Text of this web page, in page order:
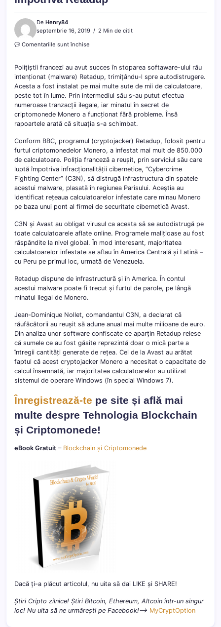
De Henry84
septembrie 16, 2019
2 Min de citit
Comentariile sunt închise
polițiștilor
francezi
împotriva
Retadup
Polițiștii francezi au avut succes în stoparea softaware-ului rău
intenționat (malware) Retadup, trimițându-l spre autodistrugere.
Acesta a fost instalat pe mai multe sute de mii de calculatoare,
peste tot în lume. Prin intermediul său s-au putut efectua
numeroase tranzacții ilegale, iar minatul în secret de
criptomonede Monero a funcționat fără probleme. Însă
rapoartele arată că situația s-a schimbat.
Conform BBC, programul (cryptojacker) Retadup, folosit pentru
furtul criptomonedelor Monero, a infestat mai mult de 850.000
de calculatoare. Poliția franceză a reușit, prin serviciul său care
luptă împotriva infracționalității cibernetice, “Cybercrime
Fighting Center” (C3N), să distrugă infrastructura din spatele
acestui malware, plasată în regiunea Parisului. Aceștia au
identificat rețeaua calculatoarelor infestate care minau Monero
pe baza unui pont al firmei de securitate cibernetică Avast.
C3N și Avast au obligat virusul ca acesta să se autodistrugă pe
toate calculatoarele aflate online. Programele malițioase au fost
răspândite la nivel global. În mod interesant, majoritatea
calculatoarelor infestate se aflau în America Centrală și Latină –
cu Peru pe primul loc, urmată de Venezuela.
Retadup dispune de infrastructură și în America. În contul
acestui malware poate fi trecut și furtul de parole, pe lângă
minatul ilegal de Monero.
Jean-Dominique Nollet, comandantul C3N, a declarat că
răufăcătorii au reușit să adune anual mai multe milioane de euro.
Din analiza unor software confiscate ce aparțin Retadup reiese
că sumele ce au fost găsite reprezintă doar o mică parte a
întregii cantități generate de rețea. Cei de la Avast au arătat
faptul că acest cryptojacker Monero a necesitat o capacitate de
calcul însemnată, iar majoritatea calculatoarelor au utilizat
sistemul de operare Windows (în special Windows 7).
Înregistrează-te pe site și află mai
multe despre Tehnologia Blockchain
și Criptomonede!
eBook Gratuit – Blockchain și Criptomonede
Dacă ți-a plăcut articolul, nu uita să dai LIKE și SHARE!
Știri Cripto zilnice! Știri Bitcoin, Ethereum, Altcoin într-un singur
loc! Nu uita să ne urmărești pe Facebook!–> MyCryptOption